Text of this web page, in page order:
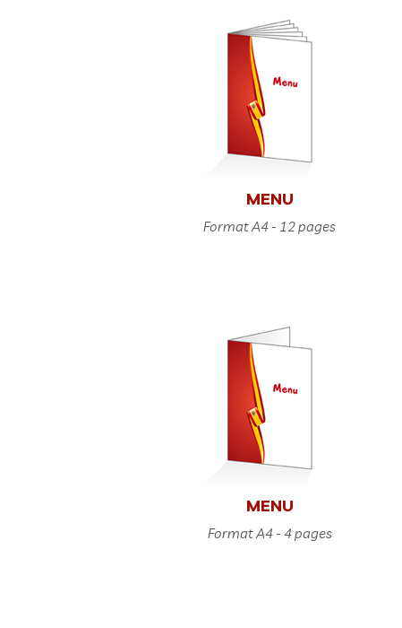
MENU
Format A4 - 12 pages
MENU
Format A4 - 4 pages